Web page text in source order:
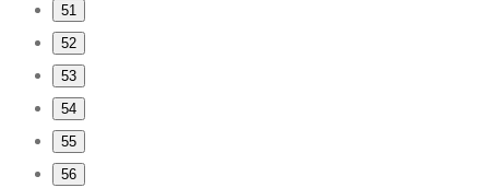
51
52
53
54
55
56